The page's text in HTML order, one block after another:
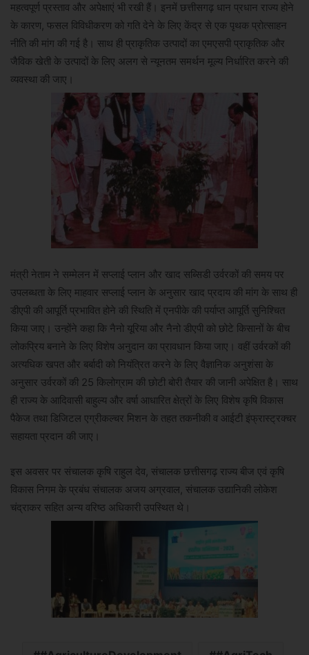
महत्वपूर्ण प्रस्ताव और अपेक्षाएं भी रखी हैं। इनमें छत्तीसगढ़ धान प्रधान राज्य होने
के कारण, फसल विविधीकरण को गति देने के लिए केंद्र से एक पृथक प्रोत्साहन
नीति की मांग की गई है। साथ ही प्राकृतिक उत्पादों का एमएसपी प्राकृतिक और
जैविक खेती के उत्पादों के लिए अलग से न्यूनतम समर्थन मूल्य निर्धारित करने की
व्यवस्था की जाए।
मंत्री नेताम ने सम्मेलन में सप्लाई प्लान और खाद सब्सिडी उर्वरकों की समय पर
उपलब्धता के लिए माहवार सप्लाई प्लान के अनुसार खाद प्रदाय की मांग के साथ ही
डीएपी की आपूर्ति प्रभावित होने की स्थिति में एनपीके की पर्याप्त आपूर्ति सुनिश्चित
किया जाए। उन्होंने कहा कि नैनो यूरिया और नैनो डीएपी को छोटे किसानों के बीच
लोकप्रिय बनाने के लिए विशेष अनुदान का प्रावधान किया जाए। वहीं उर्वरकों की
अत्यधिक खपत और बर्बादी को नियंत्रित करने के लिए वैज्ञानिक अनुशंसा के
अनुसार उर्वरकों की 25 किलोग्राम की छोटी बोरी तैयार की जानी अपेक्षित है। साथ
ही राज्य के आदिवासी बाहुल्य और वर्षा आधारित क्षेत्रों के लिए विशेष कृषि विकास
पैकेज तथा डिजिटल एग्रीकल्चर मिशन के तहत तकनीकी व आईटी इंफ्रास्ट्रक्चर
सहायता प्रदान की जाए।
इस अवसर पर संचालक कृषि राहुल देव, संचालक छत्तीसगढ़ राज्य बीज एवं कृषि
विकास निगम के प्रबंध संचालक अजय अग्रवाल, संचालक उद्यानिकी लोकेश
चंद्राकर सहित अन्य वरिष्ठ अधिकारी उपस्थित थे।